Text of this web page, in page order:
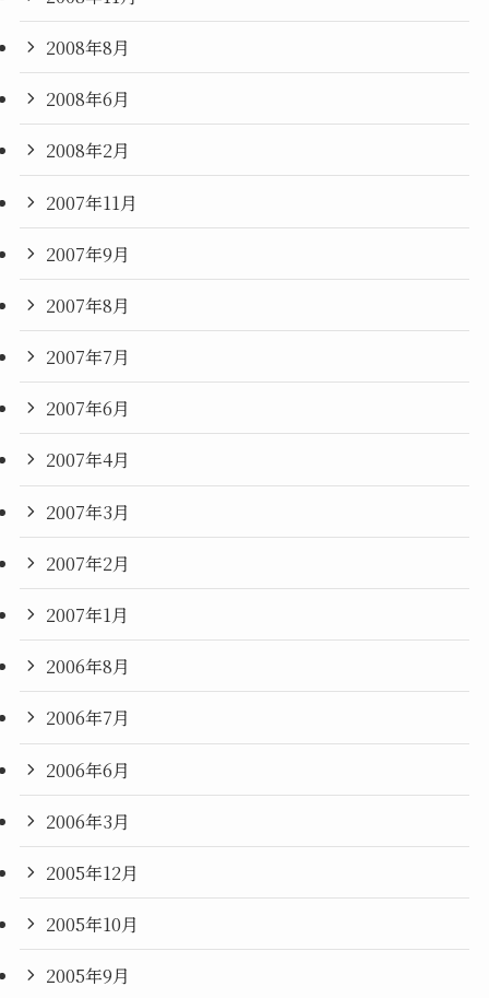
2008年8月
2008年6月
2008年2月
2007年11月
2007年9月
2007年8月
2007年7月
2007年6月
2007年4月
2007年3月
2007年2月
2007年1月
2006年8月
2006年7月
2006年6月
2006年3月
2005年12月
2005年10月
2005年9月